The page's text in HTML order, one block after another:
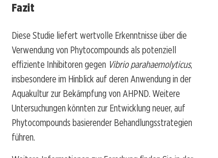
Fazit
Diese Studie liefert wertvolle Erkenntnisse über die
Verwendung von Phytocompounds als potenziell
effiziente Inhibitoren gegen Vibrio parahaemolyticus,
insbesondere im Hinblick auf deren Anwendung in der
Aquakultur zur Bekämpfung von AHPND. Weitere
Untersuchungen könnten zur Entwicklung neuer, auf
Phytocompounds basierender Behandlungsstrategien
führen.